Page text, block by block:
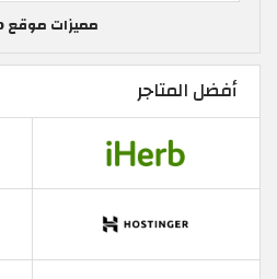
مميزات موقع Foreo
أفضل المتاجر